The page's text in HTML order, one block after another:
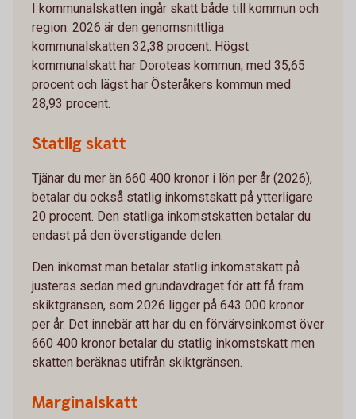
I kommunalskatten ingår skatt både till kommun och
region. 2026 är den genomsnittliga
kommunalskatten 32,38 procent. Högst
kommunalskatt har Doroteas kommun, med 35,65
procent och lägst har Österåkers kommun med
28,93 procent.
Statlig skatt
Tjänar du mer än 660 400 kronor i lön per år (2026),
betalar du också statlig inkomstskatt på ytterligare
20 procent. Den statliga inkomstskatten betalar du
endast på den överstigande delen.
Den inkomst man betalar statlig inkomstskatt på
justeras sedan med grundavdraget för att få fram
skiktgränsen, som 2026 ligger på 643 000 kronor
per år. Det innebär att har du en förvärvsinkomst över
660 400 kronor betalar du statlig inkomstskatt men
skatten beräknas utifrån skiktgränsen.
Marginalskatt